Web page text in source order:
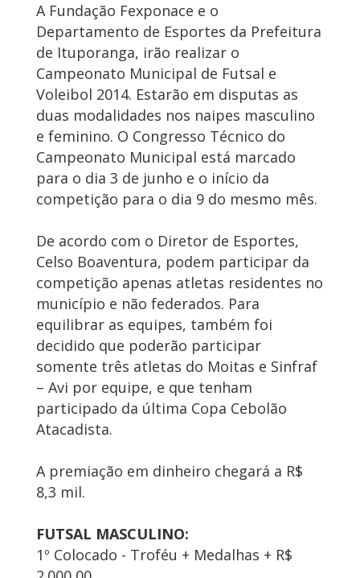
A Fundação Fexponace e o
Departamento de Esportes da Prefeitura
de Ituporanga, irão realizar o
Campeonato Municipal de Futsal e
Voleibol 2014. Estarão em disputas as
duas modalidades nos naipes masculino
e feminino. O Congresso Técnico do
Campeonato Municipal está marcado
para o dia 3 de junho e o início da
competição para o dia 9 do mesmo mês.
De acordo com o Diretor de Esportes,
Celso Boaventura, podem participar da
competição apenas atletas residentes no
município e não federados. Para
equilibrar as equipes, também foi
decidido que poderão participar
somente três atletas do Moitas e Sinfraf
– Avi por equipe, e que tenham
participado da última Copa Cebolão
Atacadista.
A premiação em dinheiro chegará a R$
8,3 mil.
FUTSAL MASCULINO:
1º Colocado - Troféu + Medalhas + R$